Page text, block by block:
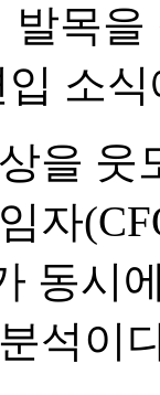
발목
소
을 웃
자
동시
석이